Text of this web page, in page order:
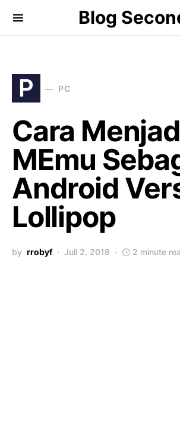
Blog
P PC
Cara
MEmu
Android
Lollipop
by rrobyf Juli 2, 2018 2 minute